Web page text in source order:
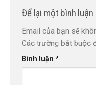
Để lại một bình luận
Email của bạn sẽ
Các trường bắt buộc
Bình luận *